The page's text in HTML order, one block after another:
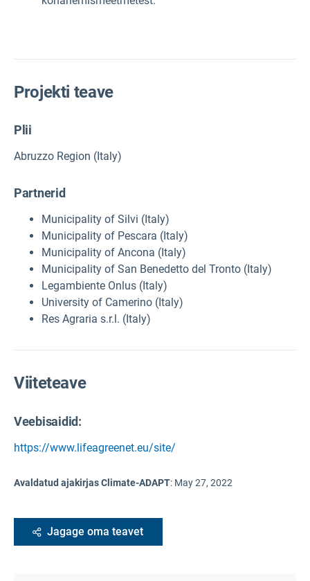
Projekti teave
Plii
Abruzzo Region (Italy)
Partnerid
Municipality of Silvi (Italy)
Municipality of Pescara (Italy)
Municipality of Ancona (Italy)
Municipality of San Benedetto del Tronto (Italy)
Legambiente Onlus (Italy)
University of Camerino (Italy)
Res Agraria s.r.l. (Italy)
Viiteteave
Veebisaidid:
https://www.lifeagreenet.eu/site/
Avaldatud ajakirjas Climate-ADAPT: May 27, 2022
Jagage oma teavet